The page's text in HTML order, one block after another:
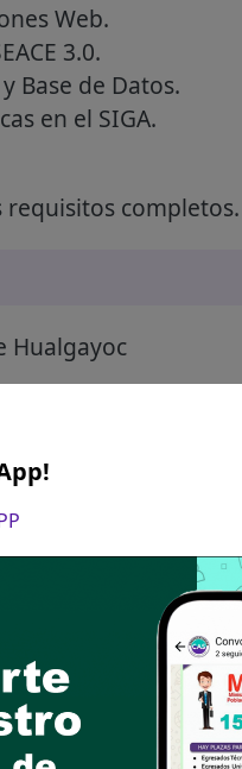
Web.
3.0.
Base de Datos.
en el SIGA.
requisitos completos.
Hualgayoc